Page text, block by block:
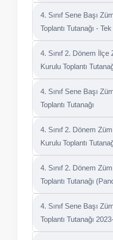
4. Sınıf Sene Başı
Toplantı Tutanağı -
4. Sınıf 2. Dönem
Kurulu Toplantı
4. Sınıf Sene Başı
Toplantı Tutanağı
4. Sınıf 2. Dönem
Kurulu Toplantı
4. Sınıf 2. Dönem
Toplantı Tutanağı
4. Sınıf Sene Başı
Toplantı Tutanağı